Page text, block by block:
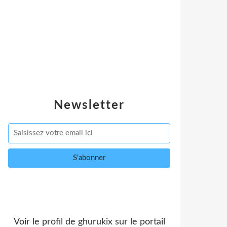
Newsletter
Voir le profil de ghurukixsur le portail